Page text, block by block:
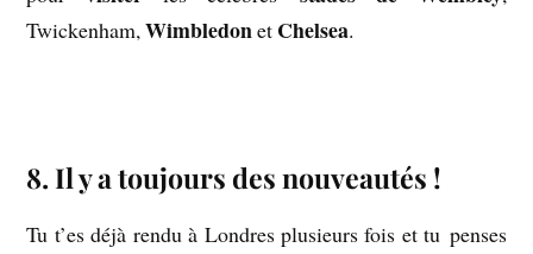
Twickenham,Wimbledonet Chelsea.
8. Il y a toujours des nouveautés !
Tu t’es déjà rendu à Londres plusieurs fois et tu penses